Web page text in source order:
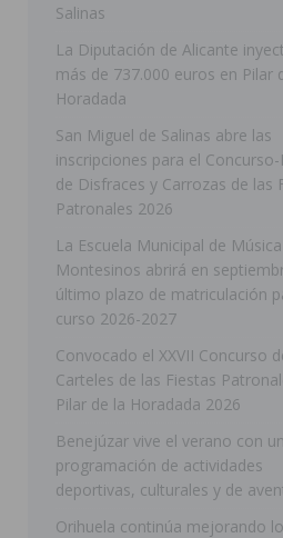
[ 05/08/2026 ]
los
ORIHUELA
[ 06/08/2026 ]
[ 06/08/2026 ] El
[ 06/08/2026 ]
La
ellos varios de la
[ 06/08/2026 ]
Salinas
La Diputación de Alicante
más de 737.000 euros en Pilar
Horadada
San Miguel de Salinas abre las
inscripciones para el
de Disfraces y Carrozas de las
Patronales 2026
La Escuela Municipal de
Montesinos abrirá en
último plazo de matriculación
curso 2026-2027
Convocado el XXVII Concurso
Carteles de las Fiestas
Pilar de la Horadada 2026
Benejúzar vive el verano con
programación de actividades
deportivas, culturales y de
Orihuela continúa mejorando